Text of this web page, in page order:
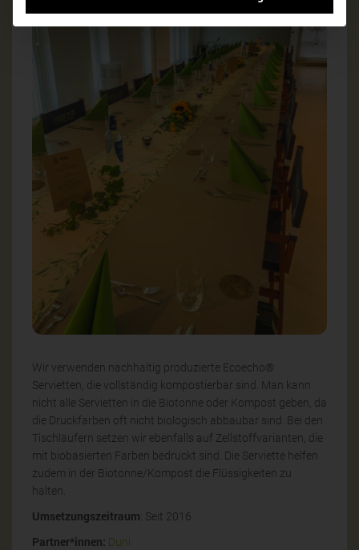
Wir verwenden nachhaltig produzierte Ecoecho®
Servietten, die vollständig kompostierbar sind. Man kann
nicht alle Servietten in die Biotonne oder Kompost geben, da
die Druckfarben oft nicht biologisch abbaubar sind. Bei den
Tischläufern setzen wir ebenfalls auf Zellstoffvarianten, die
mit biobasierten Farben bedruckt sind. Die Serviette helfen
zudem in der Biotonne/Kompost die Flüssigkeiten zu
halten.
Umsetzungszeitraum: Seit 2016
Partner*innen: Duni